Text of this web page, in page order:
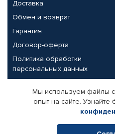
Доставка
Обмен и возврат
Гарантия
Договор-оферта
Политика обработки
персональных данных
Партнерам
Корпоративным клиентам
Поставщикам
Мы используем файлы
опыт на сайте.